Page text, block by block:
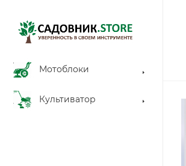
Мотоблоки
Культиватор